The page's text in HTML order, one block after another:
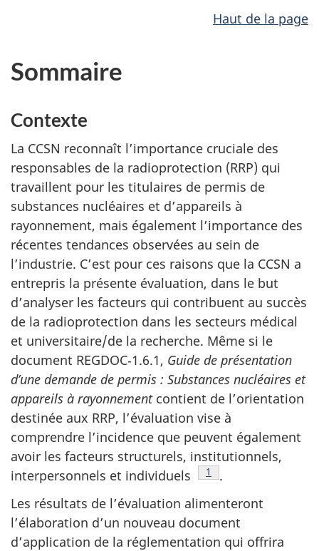
Haut de la page
Sommaire
Contexte
La CCSN reconnaît l’importance cruciale des
responsables de la radioprotection (RRP) qui
travaillent pour les titulaires de permis de
substances nucléaires et d’appareils à
rayonnement, mais également l’importance des
récentes tendances observées au sein de
l’industrie. C’est pour ces raisons que la CCSN a
entrepris la présente évaluation, dans le but
d’analyser les facteurs qui contribuent au succès
de la radioprotection dans les secteurs médical
et universitaire/de la recherche. Même si le
document REGDOC‑1.6.1, Guide de présentation
d’une demande de permis : Substances nucléaires et
appareils à rayonnement contient de l’orientation
destinée aux RRP, l’évaluation vise à
comprendre l’incidence que peuvent également
avoir les facteurs structurels, institutionnels,
interpersonnels et individuels
Footnote
1
.
Les résultats de l’évaluation alimenteront
l’élaboration d’un nouveau document
d’application de la réglementation qui offrira